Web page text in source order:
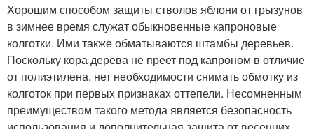
Хорошим способом защиты стволов яблони от грызунов
в зимнее время служат обыкновенные капроновые
колготки. Ими также обматываются штамбы деревьев.
Поскольку кора дерева не преет под капроном в отличие
от полиэтилена, нет необходимости снимать обмотку из
колготок при первых признаках оттепели. Несомненным
преимуществом такого метода является безопасность